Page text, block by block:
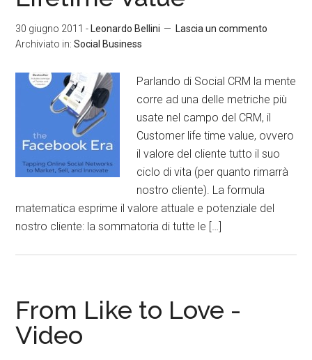
30 giugno 2011 - Leonardo Bellini
Lascia un commento
Archiviato in:Social Business
Parlando di Social CRM la mente
corre ad una delle metriche più
usate nel campo del CRM, il
Customer life time value, ovvero
il valore del cliente tutto il suo
ciclo di vita (per quanto rimarrà
nostro cliente). La formula
matematica esprime il valore attuale e potenziale del
nostro cliente: la sommatoria di tutte le […]
From Like to Love -
Video